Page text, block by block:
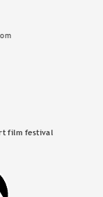
film festival